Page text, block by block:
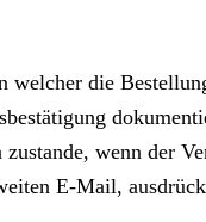
die
wenn der
E-Mail,